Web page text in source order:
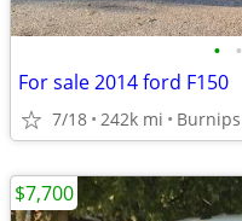
• •
For sale 2014 ford F150
7/18 242k mi Burnips
$7,700